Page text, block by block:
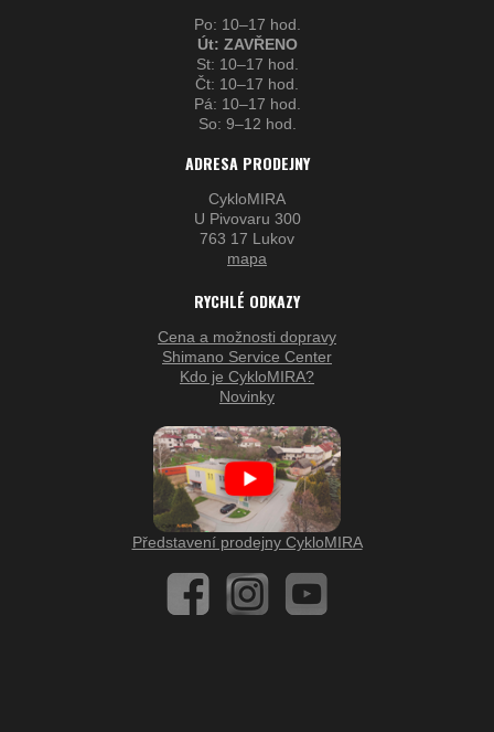
Po: 10–17 hod.
Út: ZAVŘENO
St: 10–17 hod.
Čt: 10–17 hod.
Pá: 10–17 hod.
So: 9–12 hod.
ADRESA PRODEJNY
CykloMIRA
U Pivovaru 300
763 17 Lukov
mapa
RYCHLÉ ODKAZY
Cena a možnosti dopravy
Shimano Service Center
Kdo je CykloMIRA?
Novinky
Představení prodejny CykloMIRA